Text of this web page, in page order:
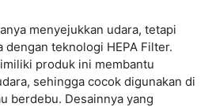
menyejukkan udara, tetapi
dengan teknologi HEPA Filter.
produk ini membantu
sehingga cocok digunakan di
berdebu. Desainnya yang